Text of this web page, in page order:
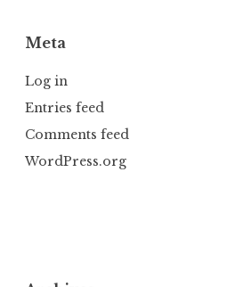
Meta
Log in
Entries feed
Comments feed
WordPress.org